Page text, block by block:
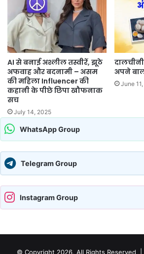
AI से बनाई अश्लील तस्वीरें, झूठे
अफवाह और बदनामी – असम
की महिला Influencer की
कहानी के पीछे छिपा खौफनाक
सच
July 14, 2025
अपने
June
WhatsApp Group
Telegram Group
Instagram Group
© Copyright 2026, All Rights Reserved |